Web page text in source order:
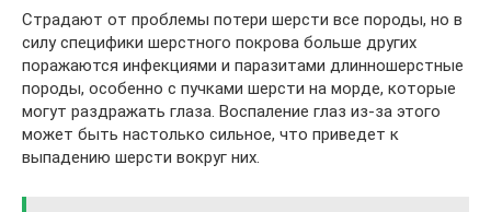
Страдают от проблемы потери шерсти все породы, но в
силу специфики шерстного покрова больше других
поражаются инфекциями и паразитами длинношерстные
породы, особенно с пучками шерсти на морде, которые
могут раздражать глаза. Воспаление глаз из-за этого
может быть настолько сильное, что приведет к
выпадению шерсти вокруг них.